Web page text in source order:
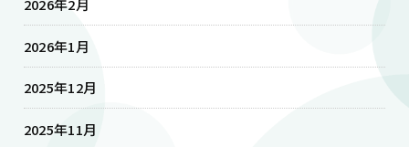
2026年2月
2026年1月
2025年12月
2025年11月